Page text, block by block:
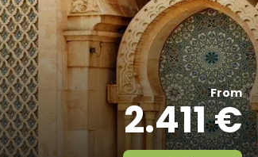
From
2.411 €